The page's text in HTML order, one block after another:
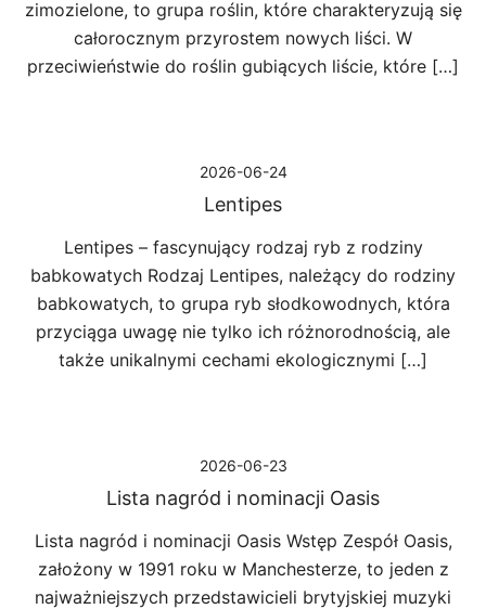
zimozielone, to grupa roślin, które charakteryzują się
całorocznym przyrostem nowych liści. W
przeciwieństwie do roślin gubiących liście, które […]
2026-06-24
Lentipes
Lentipes – fascynujący rodzaj ryb z rodziny
babkowatych Rodzaj Lentipes, należący do rodziny
babkowatych, to grupa ryb słodkowodnych, która
przyciąga uwagę nie tylko ich różnorodnością, ale
także unikalnymi cechami ekologicznymi […]
2026-06-23
Lista nagród i nominacji Oasis
Lista nagród i nominacji Oasis Wstęp Zespół Oasis,
założony w 1991 roku w Manchesterze, to jeden z
najważniejszych przedstawicieli brytyjskiej muzyki